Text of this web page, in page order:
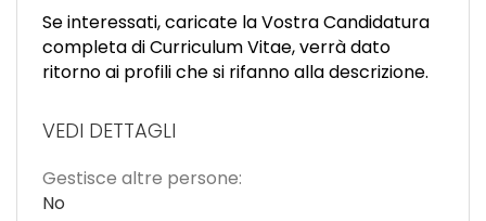
Se interessati, caricate la Vostra Candidatura
completa di Curriculum Vitae, verrà dato
ritorno ai profili che si rifanno alla descrizione.
VEDI DETTAGLI
Gestisce altre persone:
No